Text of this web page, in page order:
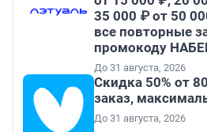
35 000 ₽ от 50
все повторные
промокоду
До 31 августа, 2026
Скидка 50% от
заказ,
До 31 августа, 2026